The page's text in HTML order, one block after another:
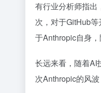
有行业分析师指出
次，对于GitHub
于Anthropic自身
长远来看，随着AI
次Anthropic的风